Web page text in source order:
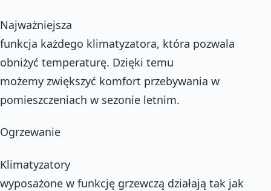
Najważniejsza
funkcja każdego klimatyzatora, która pozwala
obniżyć temperaturę. Dzięki temu
możemy zwiększyć komfort przebywania w
pomieszczeniach w sezonie letnim.
Ogrzewanie
Klimatyzatory
wyposażone w funkcję grzewczą działają tak jak